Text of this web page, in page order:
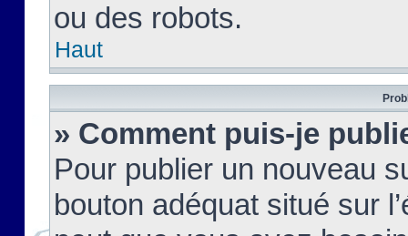
ou des robots.
Haut
» Comment puis-je
Pour publier un nouveau
bouton adéquat situé sur